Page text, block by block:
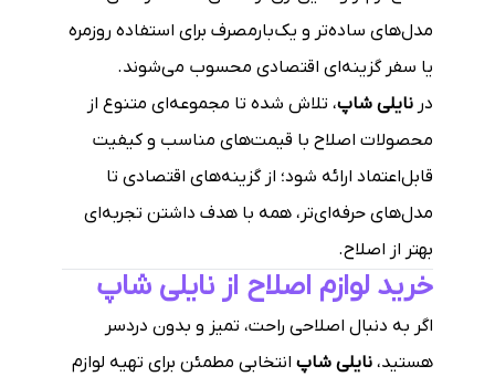
مدل‌های ساده‌تر و یک‌بارمصرف برای استفاده روزمره
یا سفر گزینه‌ای اقتصادی محسوب می‌شوند.
در نایلی شاپ، تلاش شده تا مجموعه‌ای متنوع از
محصولات اصلاح با قیمت‌های مناسب و کیفیت
قابل‌اعتماد ارائه شود؛ از گزینه‌های اقتصادی تا
مدل‌های حرفه‌ای‌تر، همه با هدف داشتن تجربه‌ای
بهتر از اصلاح.
خرید لوازم اصلاح از نایلی شاپ
اگر به دنبال اصلاحی راحت، تمیز و بدون دردسر
هستید، نایلی شاپ انتخابی مطمئن برای تهیه لوازم